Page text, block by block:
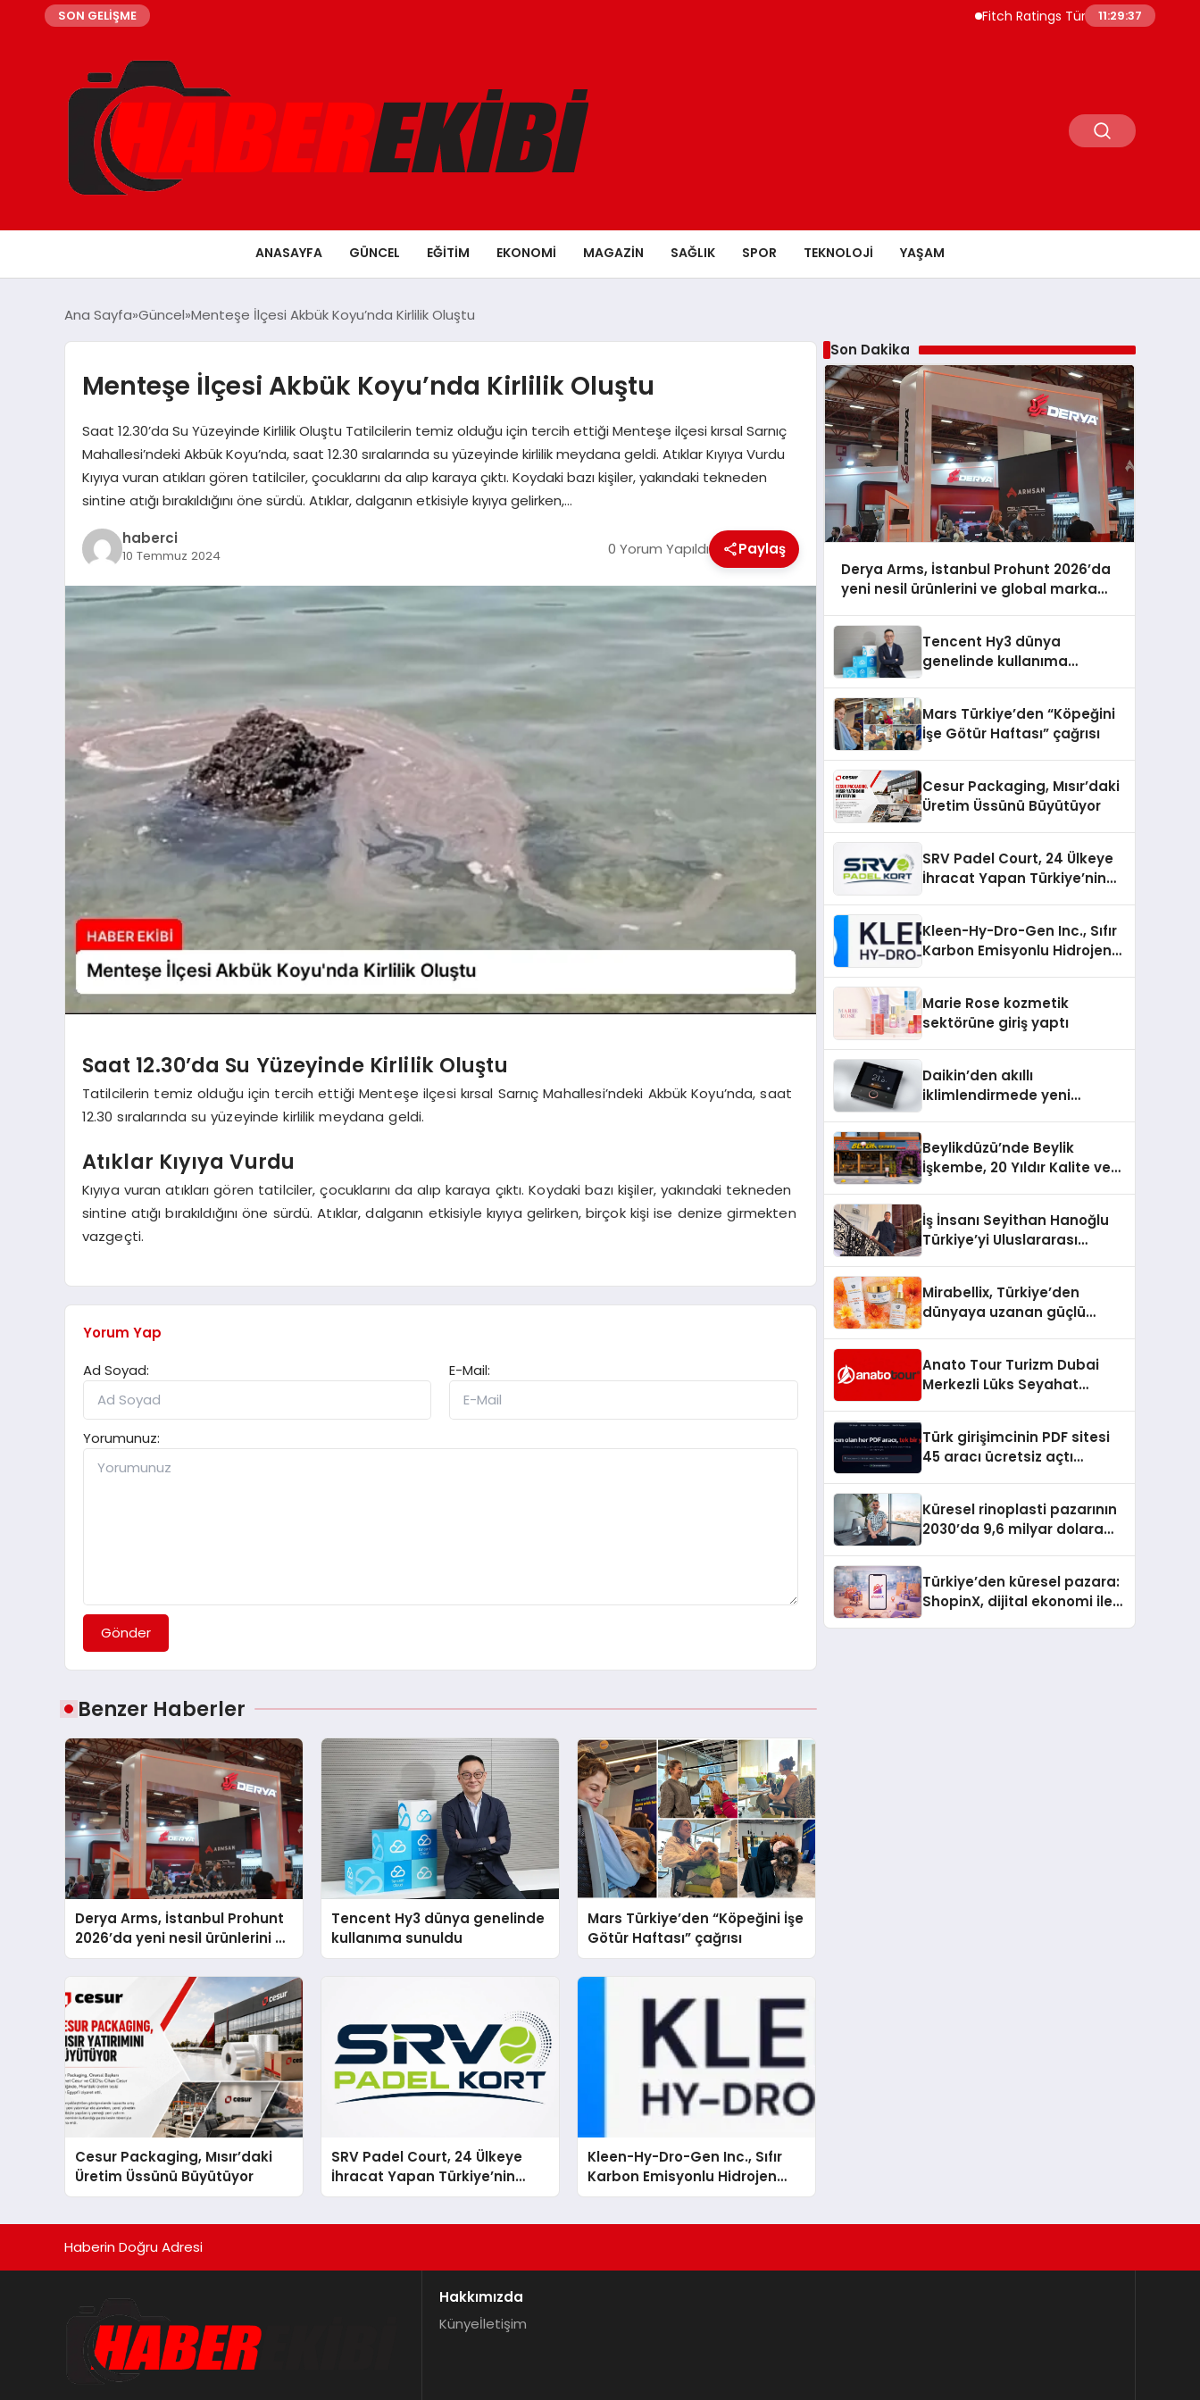
SON GELİŞME Fitch Ratings Türkiye Borç Piyasasının
11:29:38
ANASAYFA GÜNCEL EĞITIM EKONOMI MAGAZIN SAĞLIK SPOR TEKNOLOJI YAŞAM
Ana Sayfa Güncel Menteşe İlçesi Akbük Koyu’nda Kirlilik Oluştu
Menteşe İlçesi Akbük Koyu’nda Kirlilik Oluştu
Saat 12.30’da Su Yüzeyinde Kirlilik Oluştu Tatilcilerin temiz olduğu için tercih ettiği Menteşe ilçesi kırsal Sarnıç
Mahallesi’ndeki Akbük Koyu’nda, saat 12.30 sıralarında su yüzeyinde kirlilik meydana geldi. Atıklar Kıyıya Vurdu
Kıyıya vuran atıkları gören tatilciler, çocuklarını da alıp karaya çıktı. Koydaki bazı kişiler, yakındaki tekneden
sintine atığı bırakıldığını öne sürdü. Atıklar, dalganın etkisiyle kıyıya gelirken,…
haberci
10 Temmuz 2024 0 Yorum Yapıldı Paylaş
Saat 12.30’da Su Yüzeyinde Kirlilik Oluştu
Tatilcilerin temiz olduğu için tercih ettiği Menteşe ilçesi kırsal Sarnıç Mahallesi’ndeki Akbük Koyu’nda, saat
12.30 sıralarında su yüzeyinde kirlilik meydana geldi.
Atıklar Kıyıya Vurdu
Kıyıya vuran atıkları gören tatilciler, çocuklarını da alıp karaya çıktı. Koydaki bazı kişiler, yakındaki tekneden
sintine atığı bırakıldığını öne sürdü. Atıklar, dalganın etkisiyle kıyıya gelirken, birçok kişi ise denize girmekten
vazgeçti.
Yorum Yap
Ad Soyad:
E-Mail:
Yorumunuz:
Gönder
Benzer Haberler
Derya Arms, İstanbul Prohunt
2026’da yeni nesil ürünlerini ve
global marka vizyonunu
Tencent Hy3 dünya genelinde
kullanıma sunuldu
Mars Türkiye’den “Köpeğini İşe
Götür Haftası” çağrısı
Cesur Packaging, Mısır’daki
Üretim Üssünü Büyütüyor
SRV Padel Court, 24 Ülkeye
İhracat Yapan Türkiye’nin
Padel Kortu Üretim Gücü
Kleen-Hy-Dro-Gen Inc., Sıfır
Karbon Emisyonlu Hidrojen
Isıtma Teknolojisinde ISO ve
Son Dakika
Derya Arms, İstanbul Prohunt 2026’da
yeni nesil ürünlerini ve global marka
Tencent Hy3 dünya
genelinde kullanıma
Mars Türkiye’den “Köpeğini
İşe Götür Haftası” çağrısı
Cesur Packaging, Mısır’daki
Üretim Üssünü Büyütüyor
SRV Padel Court, 24 Ülkeye
İhracat Yapan Türkiye’nin
Kleen-Hy-Dro-Gen Inc., Sıfır
Karbon Emisyonlu Hidrojen
Aldı
Marie Rose kozmetik
sektörüne giriş yaptı
Daikin’den akıllı
iklimlendirmede yeni
Beylikdüzü’nde Beylik
İşkembe, 20 Yıldır Kalite ve
İş İnsanı Seyithan Hanoğlu
Türkiye’yi Uluslararası
Mirabellix, Türkiye’den
dünyaya uzanan güçlü
Anato Tour Turizm Dubai
Merkezli Lüks Seyahat
Türk girişimcinin PDF sitesi
45 aracı ücretsiz açtı
Küresel rinoplasti pazarının
2030’da 9,6 milyar dolara
Türkiye’den küresel pazara:
ShopinX, dijital ekonomi ile
Haberin Doğru Adresi
Hakkımızda
Künyeİletişim